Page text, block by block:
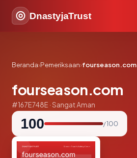
DnastyjaTrust
Beranda›Pemeriksaan›fourseason.com
fourseason.com
#167E748E · Sangat Aman
100 / 100